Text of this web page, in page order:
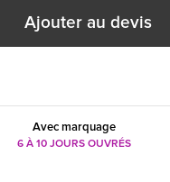
Ajouter au devis
Avec marquage
6 À 10 JOURS OUVRÉS